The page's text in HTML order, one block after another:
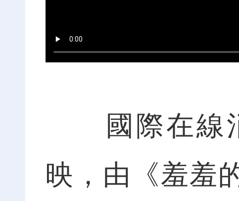
國際在線消
映，由《羞羞